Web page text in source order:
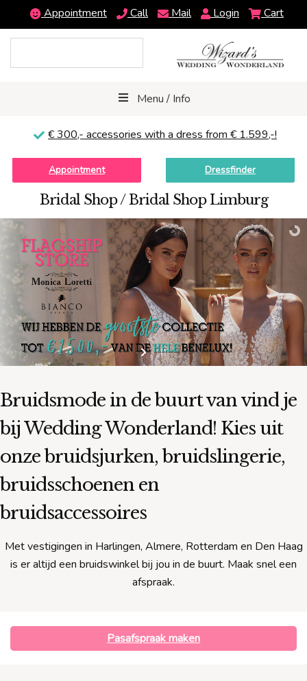
Appointment Call Mail Login Cart
Menu / Info
€ 300,- accessories with a dress from € 1.599,-!
Appointment Dressfinder
Bridal Shop / Bridal Shop Limburg
Bruidsmode in de buurt vanvind je
bij Wedding Wonderland! Kies uit
onze bruidsjurken, bruidslingerie,
bruidsschoenen en
bruidsaccessoires
Met vestigingen in Harlingen, Almere, Rotterdam en Den Haag
is er altijd een bruidswinkel bij jou in de buurt. Maak snel een
afspraak.
Pasafspraak maken